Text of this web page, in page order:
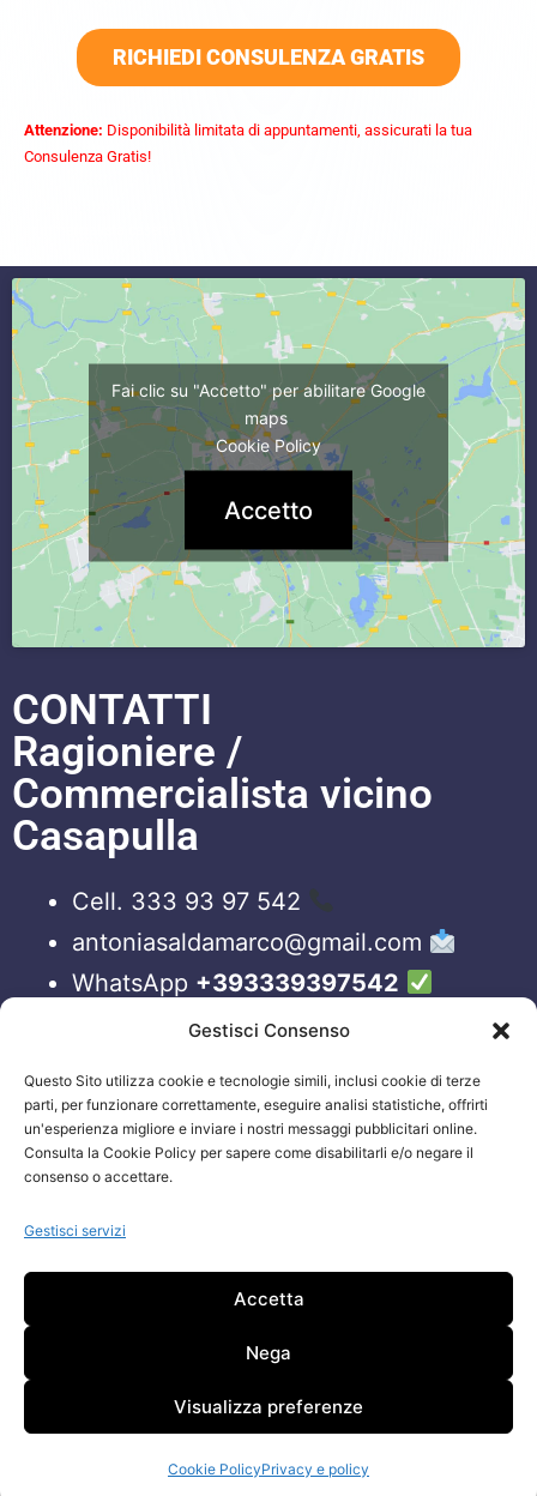
Gestisci Consenso
Questo Sito utilizza cookie e tecnologie simili, inclusi cookie di terze
parti, per funzionare correttamente, eseguire analisi statistiche, offrirti
un'esperienza migliore e inviare i nostri messaggi pubblicitari online.
Consulta la Cookie Policy per sapere come disabilitarli e/o negare il
consenso o accettare.
Gestisci servizi
Accetta
Nega
Visualizza preferenze
Cookie PolicyPrivacy e policy
RICHIEDI CONSULENZA GRATIS
Attenzione: Disponibilità limitata di appuntamenti, assicurati la tua
Consulenza Gratis!
Fai clic su "Accetto" per abilitare Google
maps
Cookie Policy
Accetto
CONTATTI
Ragioniere /
Commercialista vicino
Casapulla
Cell. 333 93 97 542
antoniasaldamarco@gmail.com
WhatsApp +393339397542
ORARI APERTURA UFFICI
Lun-Ven 09:00 – 19:00
Siamo sempre attivi e online sui nostri social.
Non esiti a contattarci, anche fuori gli orari
sopraelencati via email.
Attenzione: Si riceve solo su appuntamento.